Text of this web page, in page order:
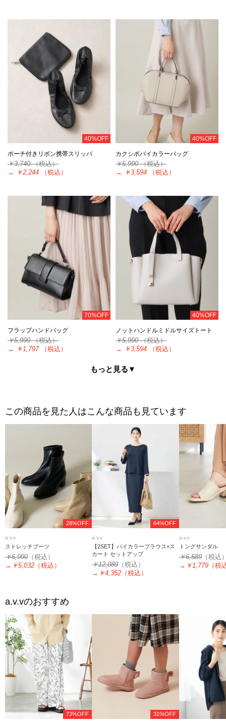
40%OFF
ポーチ付きリボン携帯スリッパ
￥3,740（税込）
→
￥2,244 （税込）
40%OFF
カクシボバイカラーバッグ
￥5,990（税込）
→
￥3,594 （税込）
70%OFF
フラップハンドバッグ
￥5,990（税込）
→
￥1,797 （税込）
40%OFF
ノットハンドルミドルサイズトート
￥5,990（税込）
→
￥3,594 （税込）
もっと見る▼
この商品を見た人はこんな商品も見ています
28%OFF
a.v.v
ストレッチブーツ
￥6,990 （税込）
→ ￥5,032 （税込）
64%OFF
a.v.v
【2SET】バイカラーブラウス×ス
カート セットアップ
￥12,089（税込）
→ ￥4,352 （税込）
a.v.v
トングサンダル
￥6,589（税込
→ ￥1,779（税
a.v.vのおすすめ
73%OFF 31%OFF